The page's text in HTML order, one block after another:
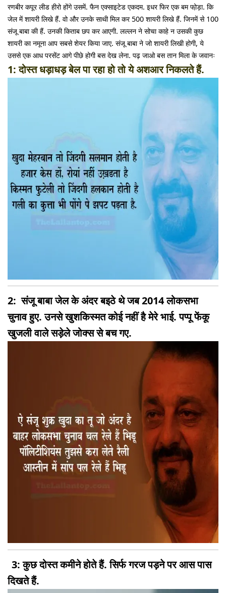
रणबीर कपूर लीड हीरो होंगे उसमें. फैन एक्साइटेड एकदम. इधर फिर एक बम फो़ड़ा. कि
जेल में शायरी लिखे हैं. वो और उनके साथी मिल कर 500 शायरी लिखे हैं. जिनमें से 100
संजू बाबा की हैं. उनकी किताब छप कर आएगी. लल्लन ने सोचा काहे न उसकी कुछ
शायरी का नमूना आप सबसे शेयर किया जाए. संजू बाबा ने जो शायरी लिखी होगी, ये
उससे एक आध परसेंट आगे पीछे होगी बस देख लेना. पढ़ जाओ बस तान मिला के जवानः
1: दोस्त धड़ाधड़ बेल पा रहा हो तो ये अशआर निकलते हैं.
2: संजू बाबा जेल के अंदर बइठे थे जब 2014 लोकसभा
चुनाव हुए. उनसे खुशकिस्मत कोई नहीं है मेरे भाई. पप्पू फेंकू
खुजली वाले सड़ेले जोक्स से बच गए.
3: कुछ दोस्त कमीने होते हैं. सिर्फ गरज पड़ने पर आस पास
दिखते हैं.